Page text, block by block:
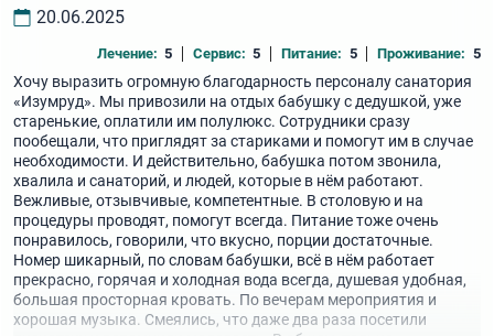
20.06.2025
Лечение: 5 Сервис: 5 Питание: 5 Проживание: 5
Хочу выразить огромную благодарность персоналу санатория
«Изумруд». Мы привозили на отдых бабушку с дедушкой, уже
старенькие, оплатили им полулюкс. Сотрудники сразу
пообещали, что приглядят за стариками и помогут им в случае
необходимости. И действительно, бабушка потом звонила,
хвалила и санаторий, и людей, которые в нём работают.
Вежливые, отзывчивые, компетентные. В столовую и на
процедуры проводят, помогут всегда. Питание тоже очень
понравилось, говорили, что вкусно, порции достаточные.
Номер шикарный, по словам бабушки, всё в нём работает
прекрасно, горячая и холодная вода всегда, душевая удобная,
большая просторная кровать. По вечерам мероприятия и
хорошая музыка. Смеялись, что даже два раза посетили